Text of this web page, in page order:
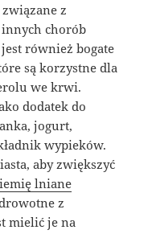
z
chorób
również bogate
są korzystne dla
we krwi.
dodatek do
jogurt,
wypieków.
aby zwiększyć
lniane
z
mielić je na